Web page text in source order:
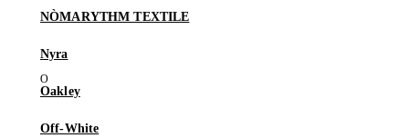
NÒMARYTHM TEXTILE
Nyra
Oakley
Off-White